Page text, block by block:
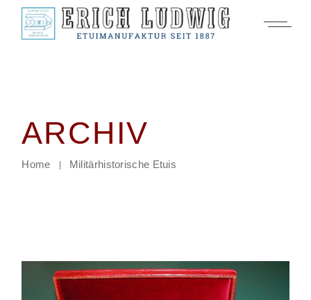
Zum
Inhalt
springen
ARCHIV
Home Militärhistorische Etuis